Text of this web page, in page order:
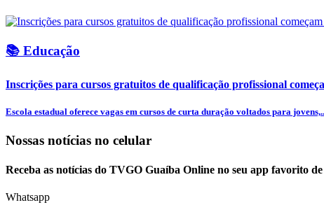
📚 Educação
Inscrições para cursos gratuitos de qualificação profissional
Escola estadual oferece vagas em cursos de curta duração voltados para
Nossas notícias no celular
Receba as notícias do TVGO Guaíba Online no seu app favorito de
Whatsapp